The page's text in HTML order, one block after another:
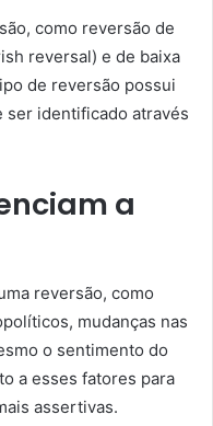
como reversão de
reversal) e de baixa
de reversão possui
ser identificado através
a
reversão, como
mudanças nas
o sentimento do
a esses fatores para
assertivas.